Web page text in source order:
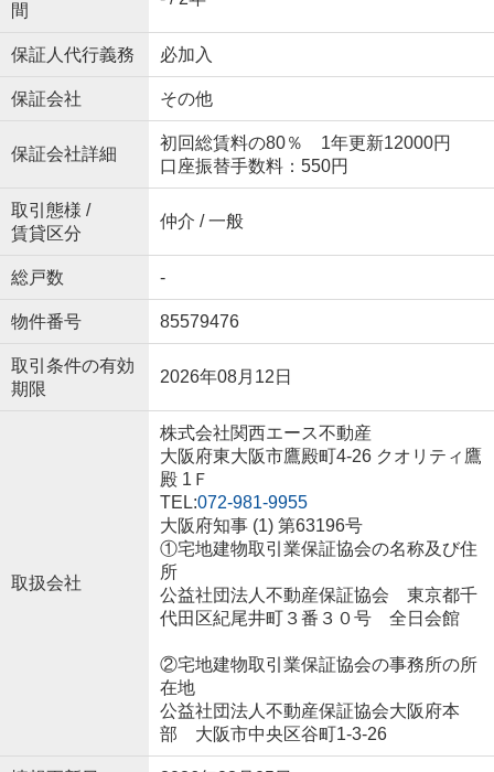
間
保証人代行義務 必加入
保証会社 その他
保証会社詳細
初回総賃料の80％ 1年更新12000円
口座振替手数料：550円
取引態様 /
賃貸区分
仲介 / 一般
総戸数 -
物件番号 85579476
取引条件の有効
期限
2026年08月12日
取扱会社
株式会社関西エース不動産
大阪府東大阪市鷹殿町4-26 クオリティ鷹
殿 1Ｆ
TEL:072-981-9955
大阪府知事 (1) 第63196号
①宅地建物取引業保証協会の名称及び住
所
公益社団法人不動産保証協会 東京都千
代田区紀尾井町３番３０号 全日会館
②宅地建物取引業保証協会の事務所の所
在地
公益社団法人不動産保証協会大阪府本
部 大阪市中央区谷町1-3-26